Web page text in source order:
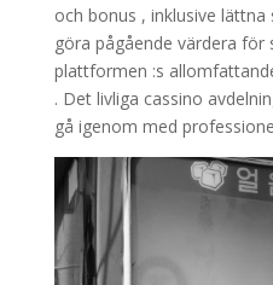
och bonus , inklusive
göra pågående värdera för
plattformen :s
. Det livliga cassino
gå igenom med